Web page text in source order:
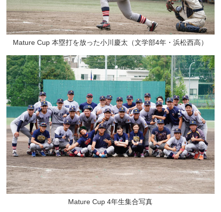
Mature Cup 本塁打を放った小川慶太（文学部4年・浜松西高）
Mature Cup 4年生集合写真